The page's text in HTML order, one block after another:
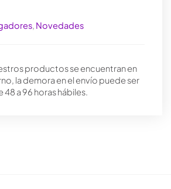
, Novedades
productos se encuentran en
la demora en el envío puede ser
48 a 96 horas hábiles.